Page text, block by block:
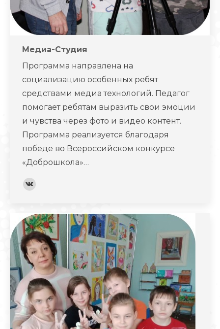
Медиа-Студия
Программа направлена на
социализацию особенных ребят
средствами медиа технологий. Педагог
помогает ребятам выразить свои эмоции
и чувства через фото и видео контент.
Программа реализуется благодаря
победе во Всероссийском конкурсе
«Доброшкола»…
Вконтакте